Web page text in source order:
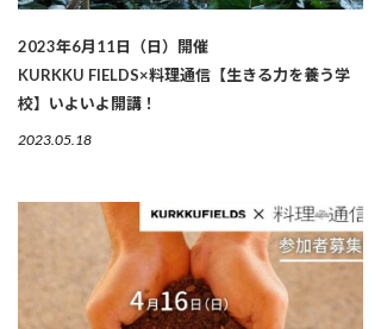
2023年6月11日（日）開催
KURKKU FIELDS×料理通信【生きる力を養う学
校】いよいよ開講！
2023.05.18